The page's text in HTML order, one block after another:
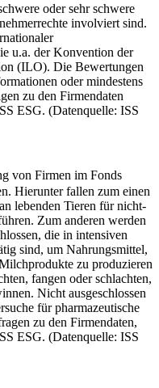
oder sehr schwere
involviert sind.
u.a. der Konvention der
(ILO). Die Bewertungen
oder mindestens
zu den Firmendaten
ESG. (Datenquelle: ISS
von Firmen im Fonds
Hierunter fallen zum einen
lebenden Tieren für nicht-
Zum anderen werden
die in intensiven
sind, um Nahrungsmittel,
zu produzieren
fangen oder schlachten,
Nicht ausgeschlossen
für pharmazeutische
zu den Firmendaten,
ESG. (Datenquelle: ISS